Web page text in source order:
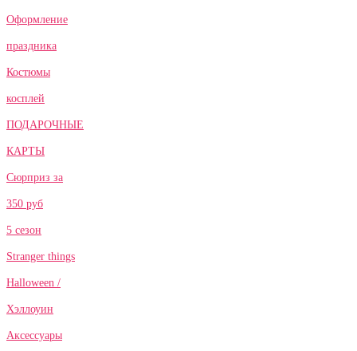
Оформление
праздника
Костюмы
косплей
ПОДАРОЧНЫЕ
КАРТЫ
Сюрприз за
350 руб
5 сезон
Stranger things
Halloween /
Хэллоуин
Аксессуары